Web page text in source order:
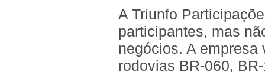
A Triunfo
participantes, mas
negócios. A
rodovias BR-060,